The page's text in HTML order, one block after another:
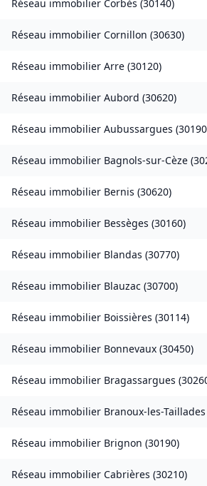
Réseau immobilier Corbès (30140)
Réseau immobilier Cornillon (30630)
Réseau immobilier Arre (30120)
Réseau immobilier Aubord (30620)
Réseau immobilier Aubussargues (30190
Réseau immobilier Bagnols-sur-Cèze (
Réseau immobilier Bernis (30620)
Réseau immobilier Bessèges (30160)
Réseau immobilier Blandas (30770)
Réseau immobilier Blauzac (30700)
Réseau immobilier Boissières (30114)
Réseau immobilier Bonnevaux (30450)
Réseau immobilier Bragassargues (
Réseau immobilier Branoux-les-Taillades
Réseau immobilier Brignon (30190)
Réseau immobilier Cabrières (30210)